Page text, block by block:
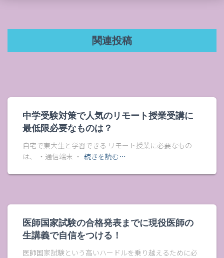
関連投稿
中学受験対策で人気のリモート授業受講に
最低限必要なものは？
自宅で東大生と学習できる リモート授業に必要なもの
は、 ・通信端末 ・ 続きを読む…
医師国家試験の合格発表までに現役医師の
生講義で自信をつける！
医師国家試験という高いハードルを乗り越えるために必